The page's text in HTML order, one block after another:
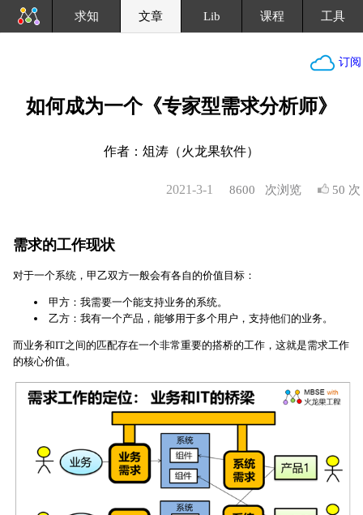
求知 文章 Lib 课程 工具
订阅
如何成为一个《专家型需求分析师》
作者：俎涛（火龙果软件）
8600 次浏览 50 次
2021-3-1
需求的工作现状
对于一个系统，甲乙双方一般会有各自的价值目标：
甲方：我需要一个能支持业务的系统。
乙方：我有一个产品，能够用于多个用户，支持他们的业务。
而业务和IT之间的匹配存在一个非常重要的搭桥的工作，这就是需求工作
的核心价值。